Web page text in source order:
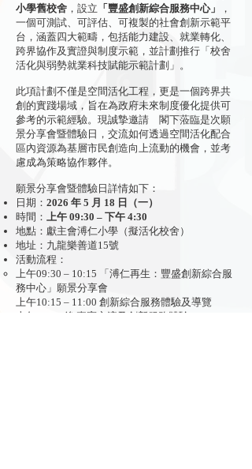
小學舊校舍 ，設立 「豐盛創新綜合服務中心」
，
一個可測試、可評估、可複製的社會創新示範平
台，涵蓋四大範疇，包括能力建設、就業轉化、
跨界協作及實證與制度示範，並計劃推行「校舍
活化與弱勢就業科技賦能示範計劃」。
此項計劃不僅是空間活化工程，更是一個跨界共
創的實踐場域，旨在為政府未來制度優化提供可
參考的示範經驗。現誠摯邀請 閣下蒞臨是次願
景分享會暨體驗日，交流如何透過空間活化配合
區內資源為基層市民創造向上流動的機會，並考
慮成為策略協作夥伴。
願景分享會暨體驗日詳情如下：
日期： 2026 年 5 月 18 日（一）
時間：
上午 09:30 – 下午 4:30
地點：獻主會溥仁小學（擬活化校舍）
地址：九龍樂善道15號
活動流程：
上午09:30 – 10:15 「溥仁再生：豐盛創新綜合服
務中心」願景分享會
上午10:15 – 11:00 創新綜合服務體驗及導覽
上午11:00 後 嘉賓交流及創新服務體驗